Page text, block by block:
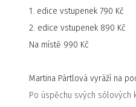
1. edice vstupenek 790 Kč
2. edice vstupenek 890 Kč
Na místě 990 Kč
Martina Pártlová vyráží na
Po úspěchu svých sólových